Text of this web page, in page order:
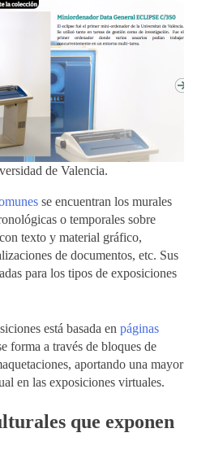
de Valencia.
se encuentran los murales
o temporales sobre
texto y material gráfico,
de documentos, etc. Sus
para los tipos de exposiciones
está basada en páginas
forma a través de bloques de
aportando una mayor
en las exposiciones virtuales.
que exponen